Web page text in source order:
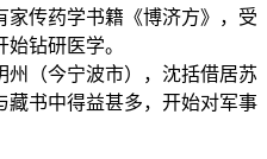
传药学书籍《博济方》，受
钻研医学。
州（今宁波市），沈括借居苏
藏书中得益甚多，开始对军事